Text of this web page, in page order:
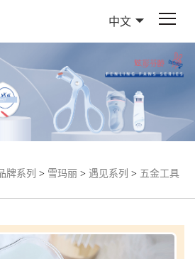
中文
牌系列 > 雪玛丽> 遇见系列 > 五金工具